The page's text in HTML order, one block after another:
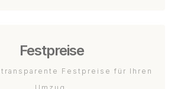
Festpreise
Festpreise für Ihren